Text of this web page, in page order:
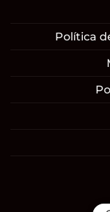
Política